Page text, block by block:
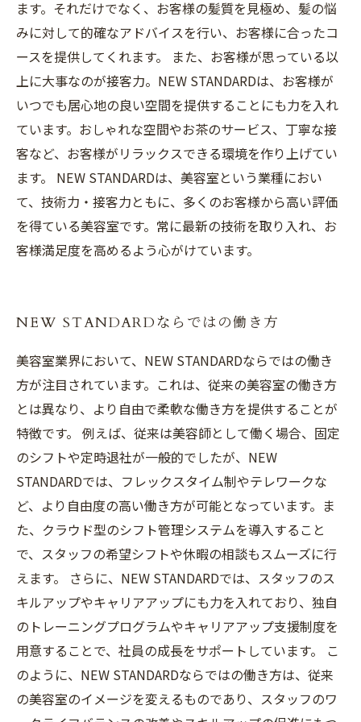
ます。それだけでなく、お客様の髪質を見極め、髪の悩
みに対して的確なアドバイスを行い、お客様に合ったコ
ースを提供してくれます。 また、お客様が思っている以
上に大事なのが接客力。NEW STANDARDは、お客様が
いつでも居心地の良い空間を提供することにも力を入れ
ています。おしゃれな空間やお茶のサービス、丁寧な接
客など、お客様がリラックスできる環境を作り上げてい
ます。 NEW STANDARDは、美容室という業種におい
て、技術力・接客力ともに、多くのお客様から高い評価
を得ている美容室です。常に最新の技術を取り入れ、お
客様満足度を高めるよう心がけています。
NEW STANDARDならではの働き方
美容室業界において、NEW STANDARDならではの働き
方が注目されています。これは、従来の美容室の働き方
とは異なり、より自由で柔軟な働き方を提供することが
特徴です。 例えば、従来は美容師として働く場合、固定
のシフトや定時退社が一般的でしたが、NEW
STANDARDでは、フレックスタイム制やテレワークな
ど、より自由度の高い働き方が可能となっています。ま
た、クラウド型のシフト管理システムを導入すること
で、スタッフの希望シフトや休暇の相談もスムーズに行
えます。 さらに、NEW STANDARDでは、スタッフのス
キルアップやキャリアアップにも力を入れており、独自
のトレーニングプログラムやキャリアアップ支援制度を
用意することで、社員の成長をサポートしています。 こ
のように、NEW STANDARDならではの働き方は、従来
の美容室のイメージを変えるものであり、スタッフのワ